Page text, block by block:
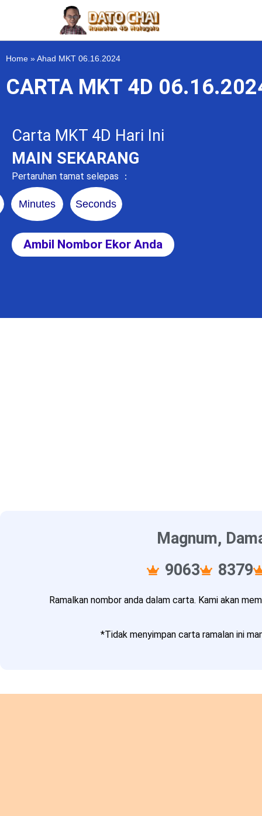
Home » Ahad MKT 06.16.2024
CARTA MKT 4D
Carta MKT 4D Hari Ini
MAIN SEKARANG
Pertaruhan tamat selepas ：
Minutes Seconds
Ambil Nombor Ekor Anda
Magnum,
9063
8379
Ramalkan nombor anda dalam carta. Kami akan
*Tidak menyimpan carta ramalan ini